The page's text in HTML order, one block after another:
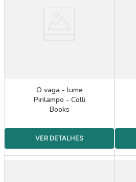
O vaga - lume
Pirilampo - Colli
Books